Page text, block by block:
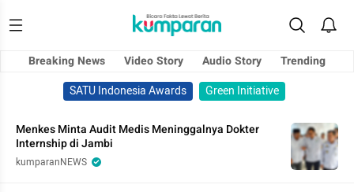
Breaking News Video Story Audio Story
Trending
SATU Indonesia Awards
Green Initiative
Menkes Minta Audit Medis Meninggalnya Dokter
Internship di Jambi
kumparanNEWS